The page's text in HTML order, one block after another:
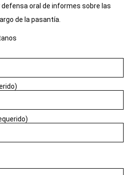
oral de informes sobre las
de la pasantía.